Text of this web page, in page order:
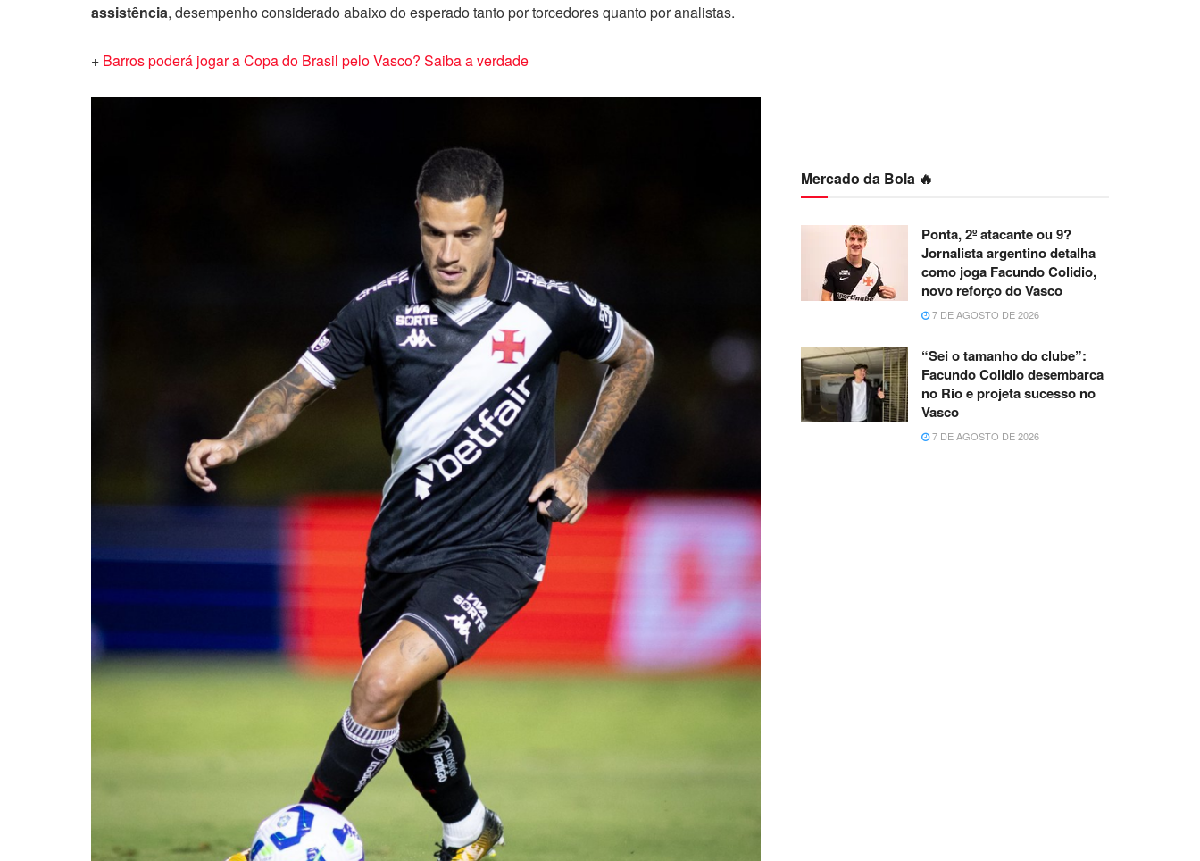
assistência, desempenho considerado abaixo do esperado tanto por torcedores quanto por analistas.
+ Barros poderá jogar a Copa do Brasil pelo Vasco? Saiba a verdade
Mercado da Bola 🔥
Ponta, 2º atacante ou 9?
Jornalista argentino detalha
como joga Facundo Colidio,
novo reforço do Vasco
7 DE AGOSTO DE 2026
“Sei o tamanho do clube”:
Facundo Colidio desembarca
no Rio e projeta sucesso no
Vasco
7 DE AGOSTO DE 2026